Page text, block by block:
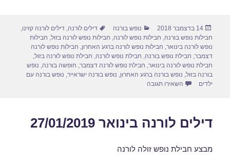
e
b
o
o
o
d
o
n
e
פורסם
בתאריך
14 בדצמבר 2018 קטגוריות
נופש בורנה תגיות
דילים לורנה,דילים לורנה קזינו,
חבילות נופש בורנה, חבילות נופש לורנה, חבילות נופש לורנה בזול, חבילות
נופש לורנה בינואר, חבילות נופש לורנה ברגע האחרון, חבילות נופש לורנה
דצמבר, חבילת נופש בורנה, חבילת נופש לורנה, חבילת נופש לורנה בזול,
חבילת נופש לורנה בינואר, חבילת נופש לורנה דצמבר, חופשה בורנה, נופש
בורנה בזול, נופש בורנה ברגע האחרון, נופש בורנה ישראייר, נופש בורנה עם
ילדים
השאירו תגובה
דילים לורנה בינואר 27/01/2019
מבצע חבילת נופש זולה לורנה